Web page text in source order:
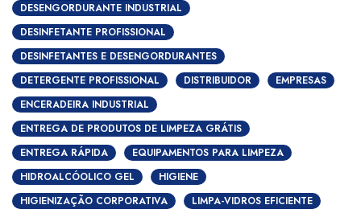
DESENGORDURANTE INDUSTRIAL
DESINFETANTE PROFISSIONAL
DESINFETANTES E DESENGORDURANTES
DETERGENTE PROFISSIONAL
DISTRIBUIDOR
EMPRESAS
ENCERADEIRA INDUSTRIAL
ENTREGA DE PRODUTOS DE LIMPEZA GRÁTIS
ENTREGA RÁPIDA
EQUIPAMENTOS PARA LIMPEZA
HIDROALCÓOLICO GEL
HIGIENE
HIGIENIZAÇÃO CORPORATIVA
LIMPA-VIDROS EFICIENTE